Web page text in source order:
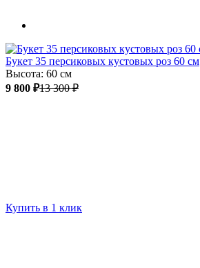
Букет 35 персиковых кустовых роз 60 см
Высота: 60 см
9 800 ₽13 300 ₽
Купить в 1 клик